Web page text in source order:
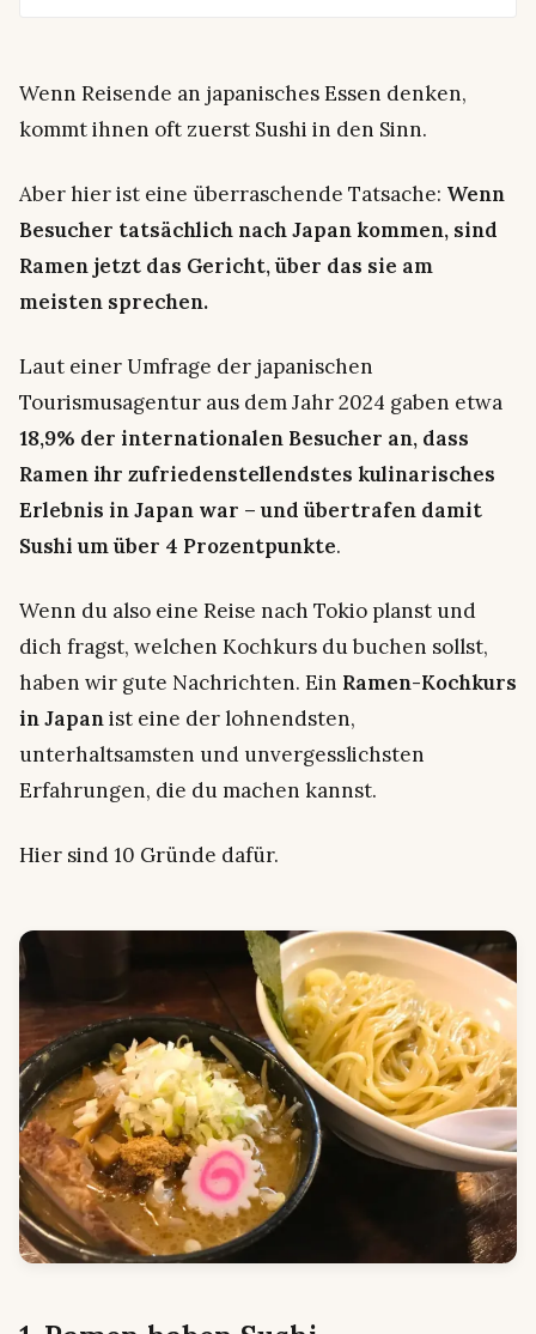
Wenn Reisende an japanisches Essen denken,
kommt ihnen oft zuerst Sushi in den Sinn.
Aber hier ist eine überraschende Tatsache: Wenn
Besucher tatsächlich nach Japan kommen, sind
Ramen jetzt das Gericht, über das sie am
meisten sprechen.
Laut einer Umfrage der japanischen
Tourismusagentur aus dem Jahr 2024 gaben etwa
18,9% der internationalen Besucher an, dass
Ramen ihr zufriedenstellendstes kulinarisches
Erlebnis in Japan war – und übertrafen damit
Sushi um über 4 Prozentpunkte.
Wenn du also eine Reise nach Tokio planst und
dich fragst, welchen Kochkurs du buchen sollst,
haben wir gute Nachrichten. Ein Ramen-Kochkurs
in Japanist eine der lohnendsten,
unterhaltsamsten und unvergesslichsten
Erfahrungen, die du machen kannst.
Hier sind 10 Gründe dafür.